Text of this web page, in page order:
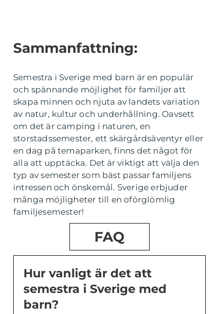
Sammanfattning:
Semestra i Sverige med barn är en populär
och spännande möjlighet för familjer att
skapa minnen och njuta av landets variation
av natur, kultur och underhållning. Oavsett
om det är camping i naturen, en
storstadssemester, ett skärgårdsäventyr eller
en dag på temaparken, finns det något för
alla att upptäcka. Det är viktigt att välja den
typ av semester som bäst passar familjens
intressen och önskemål. Sverige erbjuder
många möjligheter till en oförglömlig
familjesemester!
FAQ
Hur vanligt är det att
semestra i Sverige med
barn?